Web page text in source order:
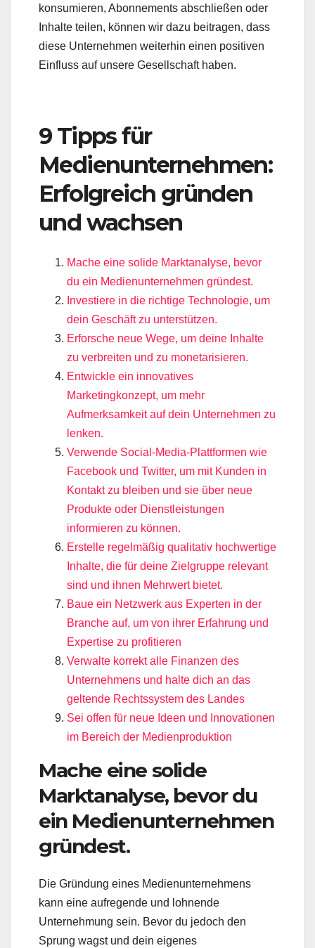
konsumieren, Abonnements abschließen oder
Inhalte teilen, können wir dazu beitragen, dass
diese Unternehmen weiterhin einen positiven
Einfluss auf unsere Gesellschaft haben.
9 Tipps für
Medienunternehmen:
Erfolgreich gründen
und wachsen
Mache eine solide Marktanalyse, bevor
du ein Medienunternehmen gründest.
Investiere in die richtige Technologie, um
dein Geschäft zu unterstützen.
Erforsche neue Wege, um deine Inhalte
zu verbreiten und zu monetarisieren.
Entwickle ein innovatives
Marketingkonzept, um mehr
Aufmerksamkeit auf dein Unternehmen zu
lenken.
Verwende Social-Media-Plattformen wie
Facebook und Twitter, um mit Kunden in
Kontakt zu bleiben und sie über neue
Produkte oder Dienstleistungen
informieren zu können.
Erstelle regelmäßig qualitativ hochwertige
Inhalte, die für deine Zielgruppe relevant
sind und ihnen Mehrwert bietet.
Baue ein Netzwerk aus Experten in der
Branche auf, um von ihrer Erfahrung und
Expertise zu profitieren
Verwalte korrekt alle Finanzen des
Unternehmens und halte dich an das
geltende Rechtssystem des Landes
Sei offen für neue Ideen und Innovationen
im Bereich der Medienproduktion
Mache eine solide
Marktanalyse, bevor du
ein Medienunternehmen
gründest.
Die Gründung eines Medienunternehmens
kann eine aufregende und lohnende
Unternehmung sein. Bevor du jedoch den
Sprung wagst und dein eigenes